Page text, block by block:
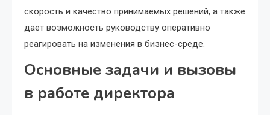
скорость и качество принимаемых решений, а также
дает возможность руководству оперативно
реагировать на изменения в бизнес-среде.
Основные задачи и вызовы
в работе директора